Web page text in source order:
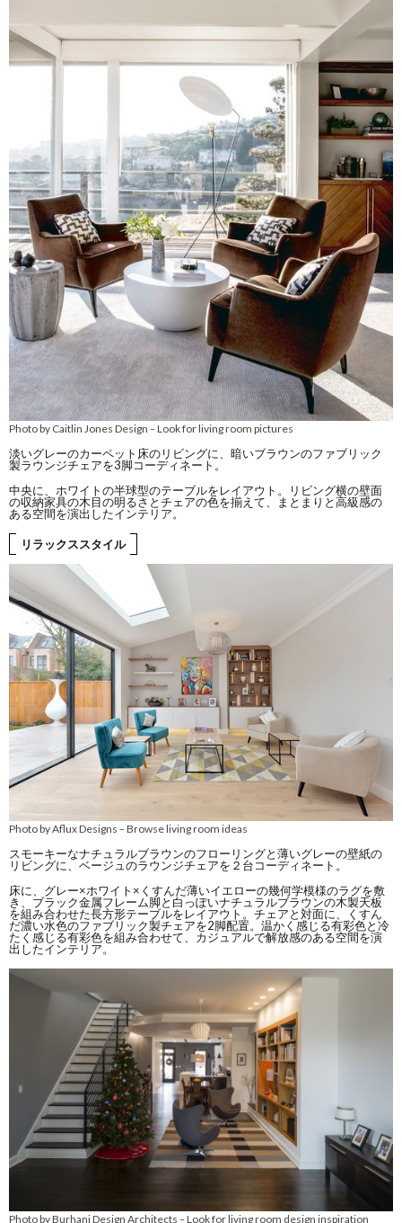
Photo by Caitlin Jones Design –Look for living room pictures
淡いグレーのカーペット床のリビングに、暗いブラウンのファブリック
製ラウンジチェアを3脚コーディネート。
中央に、ホワイトの半球型のテーブルをレイアウト。リビング横の壁面
の収納家具の木目の明るさとチェアの色を揃えて、まとまりと高級感の
ある空間を演出したインテリア。
リラックススタイル
Photo by Aflux Designs –Browse living room ideas
スモーキーなナチュラルブラウンのフローリングと薄いグレーの壁紙の
リビングに、ベージュのラウンジチェアを２台コーディネート。
床に、グレー×ホワイト×くすんだ薄いイエローの幾何学模様のラグを敷
き、ブラック金属フレーム脚と白っぽいナチュラルブラウンの木製天板
を組み合わせた長方形テーブルをレイアウト。チェアと対面に、くすん
だ濃い水色のファブリック製チェアを2脚配置。温かく感じる有彩色と冷
たく感じる有彩色を組み合わせて、カジュアルで解放感のある空間を演
出したインテリア。
Photo by Burhani Design Architects –Look for living room design inspiration